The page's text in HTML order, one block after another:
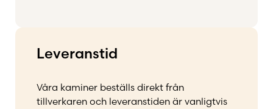
Leveranstid
Våra kaminer beställs direkt från
tillverkaren och leveranstiden är vanligtvis